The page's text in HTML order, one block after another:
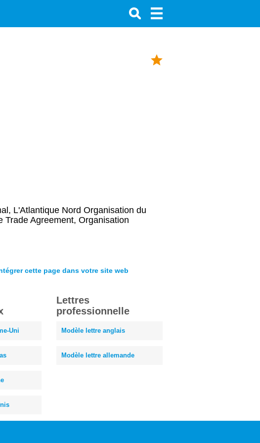
L'Atlantique Nord Organisation du
Trade Agreement, Organisation
cette page dans votre site web
Uni
Lettres
professionnelle
Modèle lettre anglais
Modèle lettre allemande